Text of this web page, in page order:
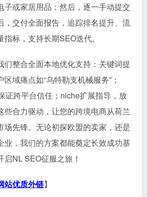
子或家居用品；然后，逐一手动提交
，交付全面报告，追踪排名提升、流
标，支持长期SEO迭代。
们整合全面本地优化支持：关键词提
域痛点如“乌特勒支机械服务”；
证跨平台信任；niche扩展指导，放
些合力驱动，让您的跨境电商从荷兰
场先锋。无论初探欧盟的卖家，还是
业，我们的方案都能奠定长效成功基
NL SEO征服之旅！
站优质外链】